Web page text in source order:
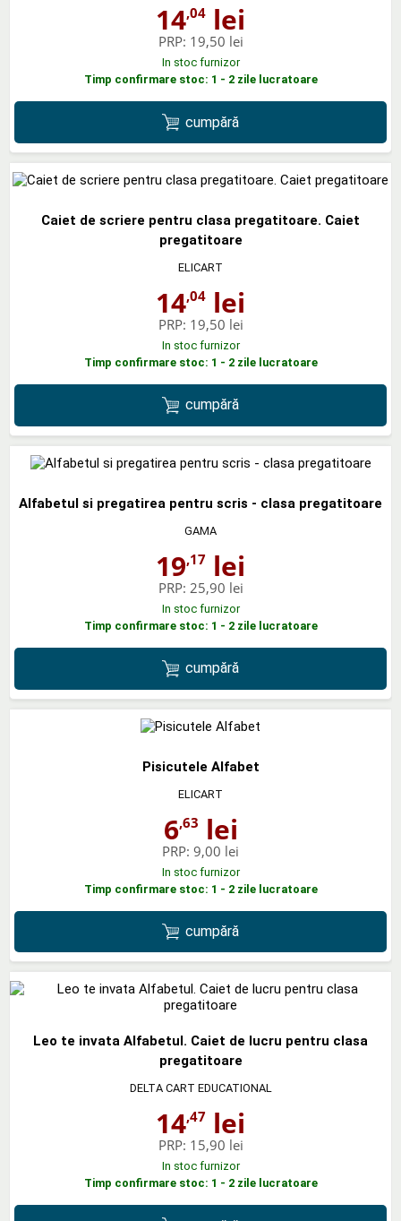
14,04 lei
PRP: 19,50 lei
In stoc furnizor
Timp confirmare stoc: 1 - 2 zile lucratoare
cumpără
Caiet de scriere pentru clasa pregatitoare. Caiet
pregatitoare
ELICART
14,04 lei
PRP: 19,50 lei
In stoc furnizor
Timp confirmare stoc: 1 - 2 zile lucratoare
cumpără
Alfabetul si pregatirea pentru scris - clasa pregatitoare
GAMA
19,17 lei
PRP: 25,90 lei
In stoc furnizor
Timp confirmare stoc: 1 - 2 zile lucratoare
cumpără
Pisicutele Alfabet
ELICART
6,63 lei
PRP: 9,00 lei
In stoc furnizor
Timp confirmare stoc: 1 - 2 zile lucratoare
cumpără
Leo te invata Alfabetul. Caiet de lucru pentru clasa
pregatitoare
DELTA CART EDUCATIONAL
14,47 lei
PRP: 15,90 lei
In stoc furnizor
Timp confirmare stoc: 1 - 2 zile lucratoare